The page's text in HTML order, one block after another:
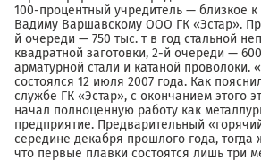
100-процентный учредитель — близкое
Вадиму Варшавскому ООО ГК «Эстар».
й очереди — 750 тыс. т в год стальной
квадратной заготовки, 2-й очереди —
арматурной стали и катаной проволоки.
состоялся 12 июля 2007 года. Как
службе ГК «Эстар», с окончанием этого
начал полноценную работу как
предприятие. Предварительный
середине декабря прошлого года,
что первые плавки состоятся лишь три